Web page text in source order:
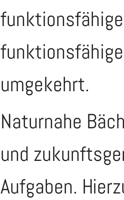
umgekehrt.
Naturnahe
und
Aufgaben.